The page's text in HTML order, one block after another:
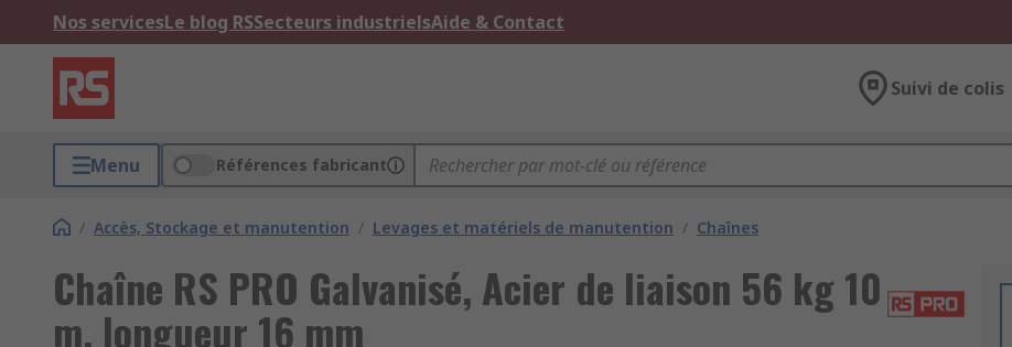
Nos servicesLe blog RSSecteurs industrielsAide & Contact
Suivi de colis
Menu Références fabricant
/ Accès, Stockage et manutention / Levages et matériels de manutention / Chaînes
Chaîne RS PRO Galvanisé, Acier de liaison 56 kg 10
m, longueur 16 mm